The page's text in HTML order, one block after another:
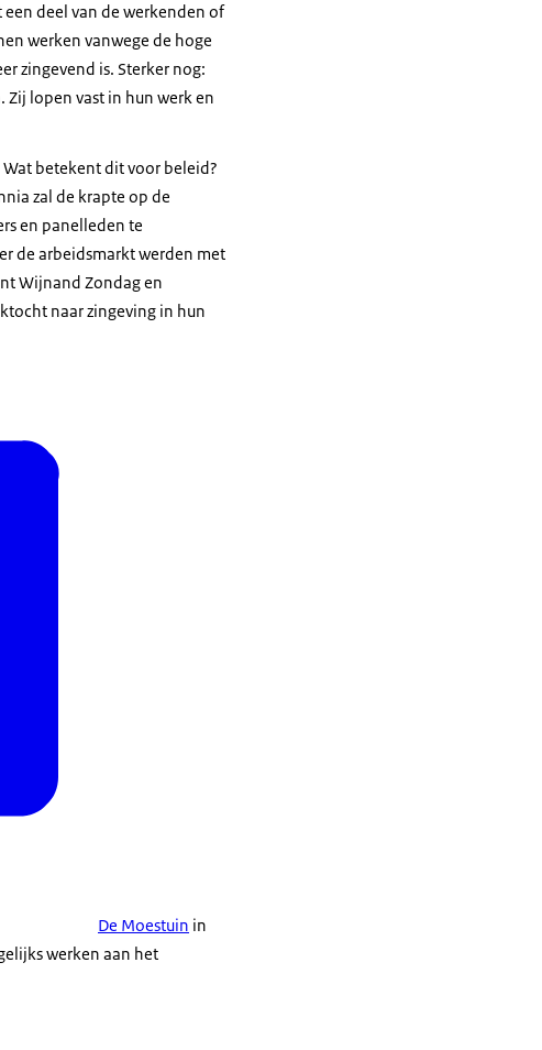
deel van de werkenden of
werken vanwege de hoge
zingevend is. Sterker nog:
Zij lopen vast in hun werk en
betekent dit voor beleid?
zal de krapte op de
en panelleden te
de arbeidsmarkt werden met
Wijnand Zondag en
naar zingeving in hun
De Moestuin in
werken aan het